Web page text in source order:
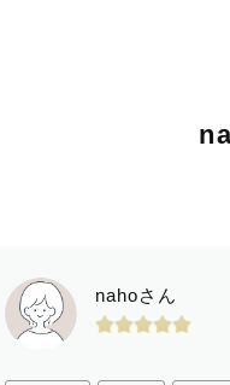
nahoさん